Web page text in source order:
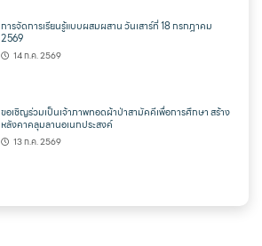
การจัดการเรียนรู้แบบผสมผสาน วันเสาร์ที่ 18 กรกฎาคม
2569
14 ก.ค. 2569
ขอเชิญร่วมเป็นเจ้าภาพทอดผ้าป่าสามัคคีเพื่อการศึกษา สร้าง
หลังคาคลุมลานอเนกประสงค์
13 ก.ค. 2569